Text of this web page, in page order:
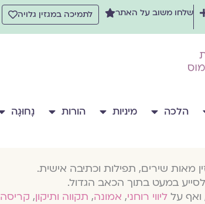
שלחו משוב על האתר לתמיכה במגזין גלויה
הלכה מיניות הורות נָחוּגָה
מאות שירים, תפילות וכתיבה אישית.
במעט בתוך הכאב הגדול.
ואף על ליווי רוחני, אמונה, תקווה ותיקון, קריסה